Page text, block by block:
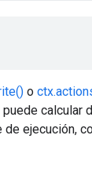
o
calcular
ejecución,